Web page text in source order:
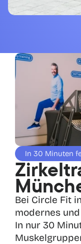
In 30 Minuten
Bei Circle Fit
modernes
In nur 30